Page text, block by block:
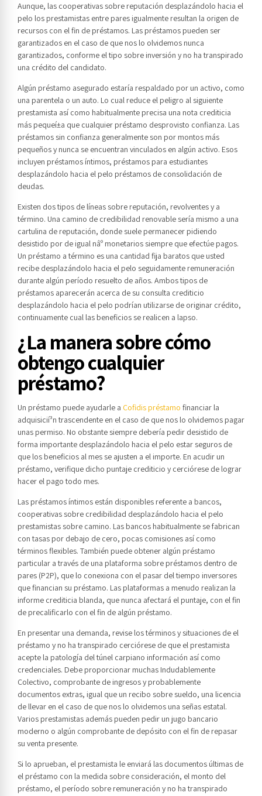
Aunque, las cooperativas sobre reputación desplazándolo hacia el
pelo los prestamistas entre pares igualmente resultan la origen de
recursos con el fin de préstamos. Las préstamos pueden ser
garantizados en el caso de que nos lo olvidemos nunca
garantizados, conforme el tipo sobre inversión y no ha transpirado
una crédito del candidato.
Algún préstamo asegurado estaría respaldado por un activo, como
una parentela o un auto. Lo cual reduce el peligro al siguiente
prestamista así­ como habitualmente precisa una nota crediticia
más pequeí±a que cualquier préstamo desprovisto confianza. Las
préstamos sin confianza generalmente son por montos más
pequeños y nunca se encuentran vinculados en algún activo. Esos
incluyen préstamos íntimos, préstamos para estudiantes
desplazándolo hacia el pelo préstamos de consolidación de
deudas.
Existen dos tipos de líneas sobre reputación, revolventes y a
término. Una camino de credibilidad renovable serí­a mismo a una
cartulina de reputación, donde suele permanecer pidiendo
desistido por de igual nâº monetarios siempre que efectúe pagos.
Un préstamo a término es una cantidad fija baratos que usted
recibe desplazándolo hacia el pelo seguidamente remuneración
durante algún período resuelto de años. Ambos tipos de
préstamos aparecerán acerca de su consulta crediticio
desplazándolo hacia el pelo podrían utilizarse de originar crédito,
continuamente cual las beneficios se realicen a lapso.
¿La manera sobre cómo
obtengo cualquier
préstamo?
Un préstamo puede ayudarle a Cofidis préstamo financiar la
adquisicií³n trascendente en el caso de que nos lo olvidemos pagar
unas permiso. No obstante siempre debería pedir desistido de
forma importante desplazándolo hacia el pelo estar seguros de
que los beneficios al mes se ajusten a el importe. En acudir un
préstamo, verifique dicho puntaje crediticio y cerciórese de lograr
hacer el pago todo mes.
Las préstamos íntimos están disponibles referente a bancos,
cooperativas sobre credibilidad desplazándolo hacia el pelo
prestamistas sobre camino. Las bancos habitualmente se fabrican
con tasas por debajo de cero, pocas comisiones así­ como
términos flexibles. También puede obtener algún préstamo
particular a través de una plataforma sobre préstamos dentro de
pares (P2P), que lo conexiona con el pasar del tiempo inversores
que financian su préstamo. Las plataformas a menudo realizan la
informe crediticia blanda, que nunca afectará el puntaje, con el fin
de precalificarlo con el fin de algún préstamo.
En presentar una demanda, revise los términos y situaciones de el
préstamo y no ha transpirado cerciórese de que el prestamista
acepte la patologí­a del túnel carpiano información así­ como
credenciales. Debe proporcionar muchas Indudablemente
Colectivo, comprobante de ingresos y probablemente
documentos extras, igual que un recibo sobre sueldo, una licencia
de llevar en el caso de que nos lo olvidemos una señas estatal.
Varios prestamistas además pueden pedir un jugo bancario
moderno o algún comprobante de depósito con el fin de repasar
su venta presente.
Si lo aprueban, el prestamista le enviará las documentos últimas de
el préstamo con la medida sobre consideración, el monto del
préstamo, el período sobre remuneración y no ha transpirado